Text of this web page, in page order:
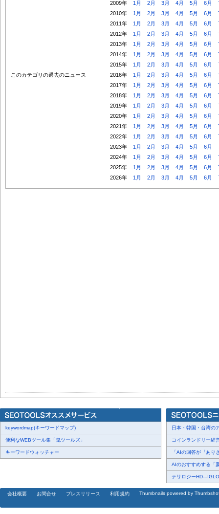
このカテゴリの過去のニュース
2009年 1月 2月 3月 4月 5月 6月
2010年
1月 2月 3月 4月 5月 6月
2011年
1月 2月 3月 4月 5月 6月
2012年
1月 2月 3月 4月 5月 6月
2013年
1月 2月 3月 4月 5月 6月
2014年
1月 2月 3月 4月 5月 6月
2015年
1月 2月 3月 4月 5月 6月
2016年
1月 2月 3月 4月 5月 6月
2017年
1月 2月 3月 4月 5月 6月
2018年
1月 2月 3月 4月 5月 6月
2019年
1月 2月 3月 4月 5月 6月
2020年
1月 2月 3月 4月 5月 6月
2021年
1月 2月 3月 4月 5月 6月
2022年
1月 2月 3月 4月 5月 6月
2023年
1月 2月 3月 4月 5月 6月
2024年
1月 2月 3月 4月 5月 6月
2025年
1月 2月 3月 4月 5月 6月
2026年
1月 2月 3月 4月 5月 6月
keywordmap(キーワードマップ)
便利なWEBツール集「鬼ツールズ」
キーワードウォッチャー
日本・韓国・台湾の
コインランドリー経
「AIの回答が『あり
AIのおすすめする「
テリロジーHD---
会社概要 お問合せ プレスリリース 利用規約 Thumbnails powered by